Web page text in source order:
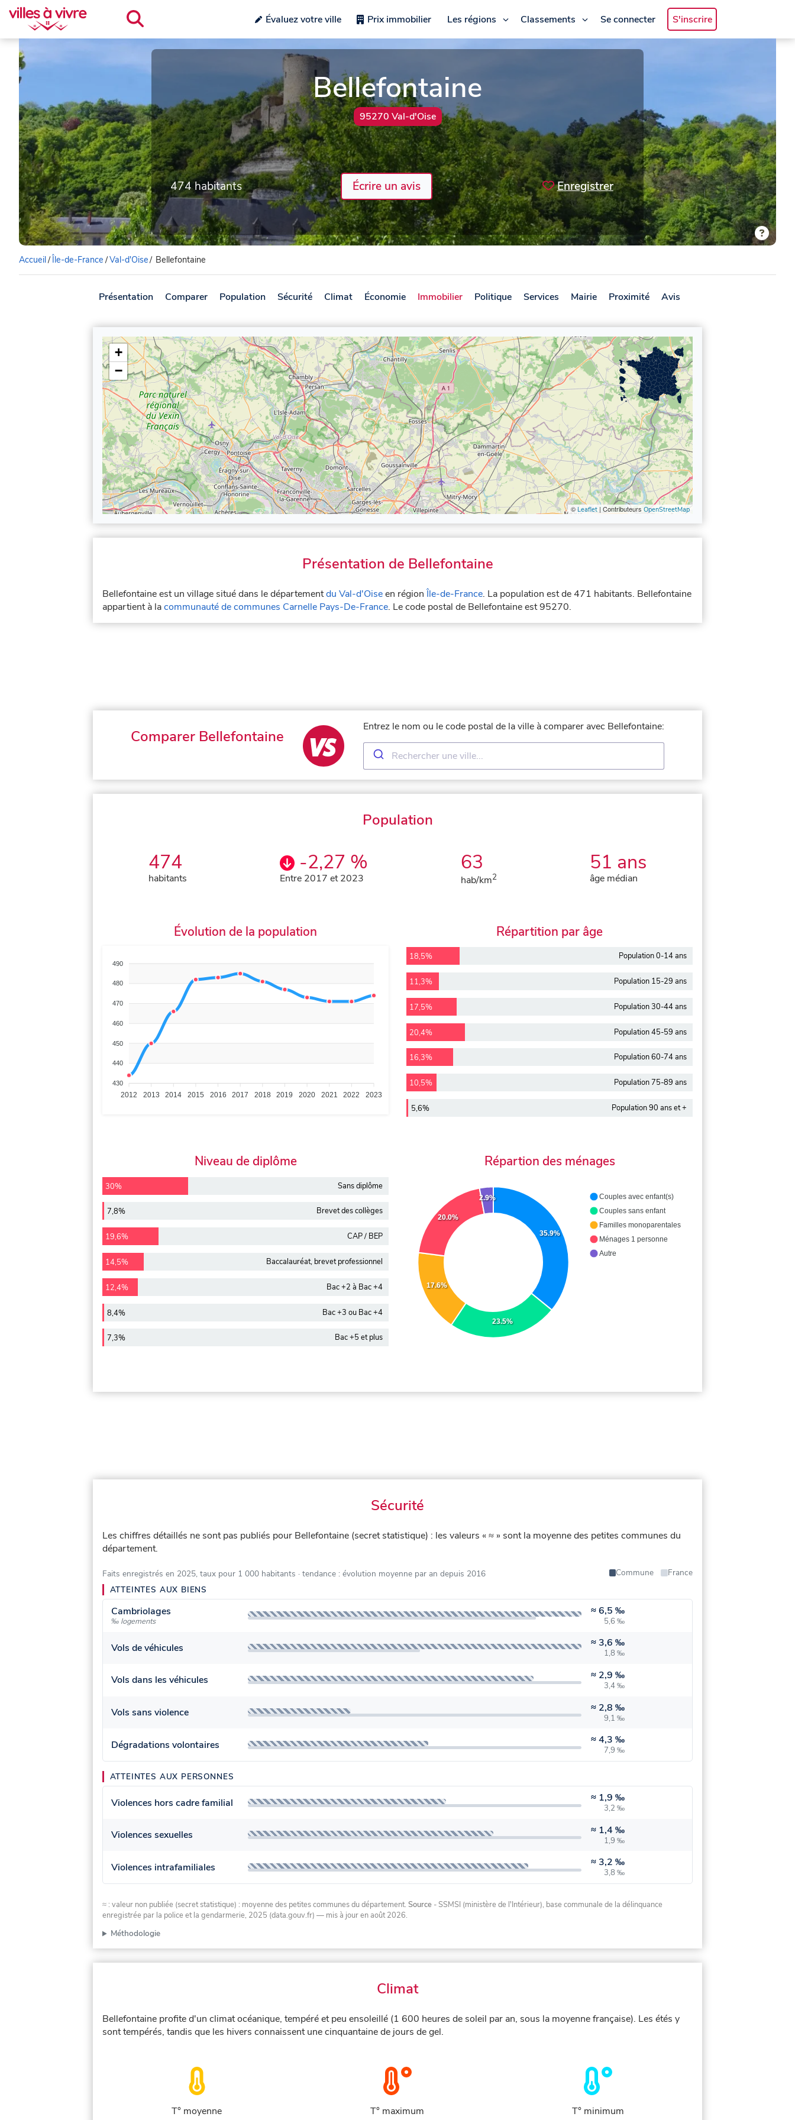
Évaluez votre ville Prix immobilier Les régions Classements Se connecter S'inscrire
Bellefontaine
95270 Val-d'Oise
474 habitants Écrire un avis Enregistrer
Accueil/ Île-de-France/Val-d'Oise/ Bellefontaine
Présentation Comparer Population Sécurité Climat Économie Immobilier Politique Services Mairie Proximité Avis
+
−
© Leaflet | Contributeurs OpenStreetMap
Présentation de Bellefontaine
Bellefontaine est un village situé dans le départementdu Val-d'Oiseen région Île-de-France. La population est de 471 habitants. Bellefontaine
appartient à lacommunauté de communes Carnelle Pays-De-France. Le code postal de Bellefontaine est 95270.
Comparer Bellefontaine
Entrez le nom ou le code postal de la ville à comparer avec Bellefontaine:
Population
474
habitants
-2,27 %
Entre 2017 et 2023
63
hab/km2
51 ans
âge médian
Évolution de la population
490
480
470
460
450
440
430
2012 2013 2014 2015 2016 2017 2018 2019 2020 2021 2022 2023
Répartition par âge
18,5% Population 0-14 ans
11,3% Population 15-29 ans
17,5% Population 30-44 ans
20,4% Population 45-59 ans
16,3% Population 60-74 ans
10,5% Population 75-89 ans
5,6% Population 90 ans et +
Niveau de diplôme
30% Sans diplôme
7,8% Brevet des collèges
19,6% CAP / BEP
14,5% Baccalauréat, brevet professionnel
12,4% Bac +2 à Bac +4
8,4% Bac +3 ou Bac +4
7,3% Bac +5 et plus
Répartion des ménages
35.9%
23.5%
17.6%
20.0%
2.9%
Couples avec enfant(s)
Couples sans enfant
Familles monoparentales
Ménages 1 personne
Autre
Sécurité
Les chiffres détaillés ne sont pas publiés pour Bellefontaine (secret statistique) : les valeurs « ≈ » sont la moyenne des petites communes du
département.
Faits enregistrés en 2025, taux pour 1 000 habitants · tendance : évolution moyenne par an depuis 2016 Commune
France
ATTEINTES AUX BIENS
Cambriolages
‰ logements
≈6,5 ‰
5,6 ‰
Vols de véhicules ≈ 3,6 ‰
1,8 ‰
Vols dans les véhicules ≈ 2,9 ‰
3,4 ‰
Vols sans violence ≈ 2,8 ‰
9,1 ‰
Dégradations volontaires ≈4,3 ‰
7,9 ‰
ATTEINTES AUX PERSONNES
Violences hors cadre familial ≈ 1,9 ‰
3,2 ‰
Violences sexuelles ≈ 1,4 ‰
1,9 ‰
Violences intrafamiliales ≈ 3,2 ‰
3,8 ‰
≈ : valeur non publiée (secret statistique) : moyenne des petites communes du département. Source - SSMSI (ministère de l'Intérieur), base communale de la délinquance
enregistrée par la police et la gendarmerie, 2025 (data.gouv.fr) — mis à jour en août 2026.
Méthodologie
Climat
Bellefontaine profite d'un climat océanique, tempéré et peu ensoleillé (1 600 heures de soleil par an, sous la moyenne française). Les étés y
sont tempérés, tandis que les hivers connaissent une cinquantaine de jours de gel.
T° moyenne
T° maximum
T° minimum